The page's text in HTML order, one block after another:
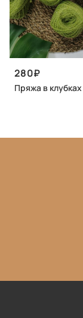
280
Пряжа в клубках